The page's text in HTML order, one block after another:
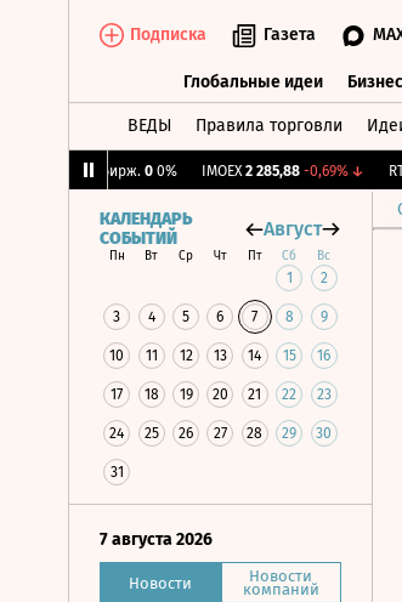
Подписка Газета
Глобальные идеи Бизнес
ВЕДЫ Правила торговли
CNY Бирж. 0 0% IMOEX 2 285,88 -0,69%↓
КАЛЕНДАРЬ
СОБЫТИЙ
Август
Пн Вт Ср Чт Пт Сб Вс
1 2
3 4 5 6 7 8 9
10 11 12 13 14 15 16
17 18 19 20 21 22 23
24 25 26 27 28 29 30
31
7 августа 2026
Новости Новости
компаний